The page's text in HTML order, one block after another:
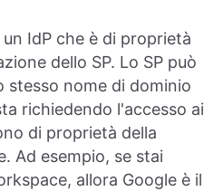
IdP che è di proprietà
dello SP. Lo SP può
stesso nome di dominio
richiedendo l'accesso ai
di proprietà della
Ad esempio, se stai
allora Google è il